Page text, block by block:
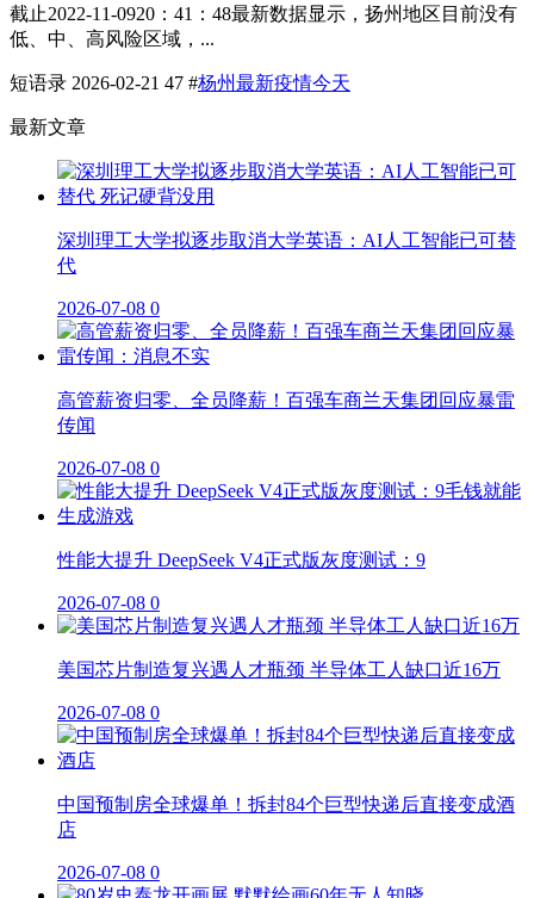
截止2022-11-0920：41：48最新数据显示，扬州地区目前没有
低、中、高风险区域，...
短语录 2026-02-21 47 #杨州最新疫情今天
最新文章
深圳理工大学拟逐步取消大学英语：AI人工智能已可替
代
2026-07-08 0
高管薪资归零、全员降薪！百强车商兰天集团回应暴雷
传闻
2026-07-08 0
性能大提升 DeepSeek V4正式版灰度测试：9
2026-07-08 0
美国芯片制造复兴遇人才瓶颈 半导体工人缺口近16万
2026-07-08 0
中国预制房全球爆单！拆封84个巨型快递后直接变成酒
店
2026-07-08 0